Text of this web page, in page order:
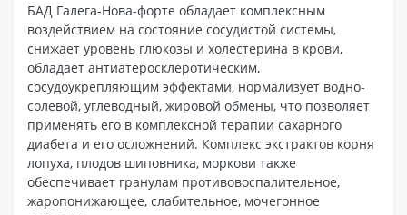
БАД Галега-Нова-форте обладает комплексным
воздействием на состояние сосудистой системы,
снижает уровень глюкозы и холестерина в крови,
обладает антиатеросклеротическим,
сосудоукрепляющим эффектами, нормализует водно-
солевой, углеводный, жировой обмены, что позволяет
применять его в комплексной терапии сахарного
диабета и его осложнений. Комплекс экстрактов корня
лопуха, плодов шиповника, моркови также
обеспечивает гранулам противовоспалительное,
жаропонижающее, слабительное, мочегонное